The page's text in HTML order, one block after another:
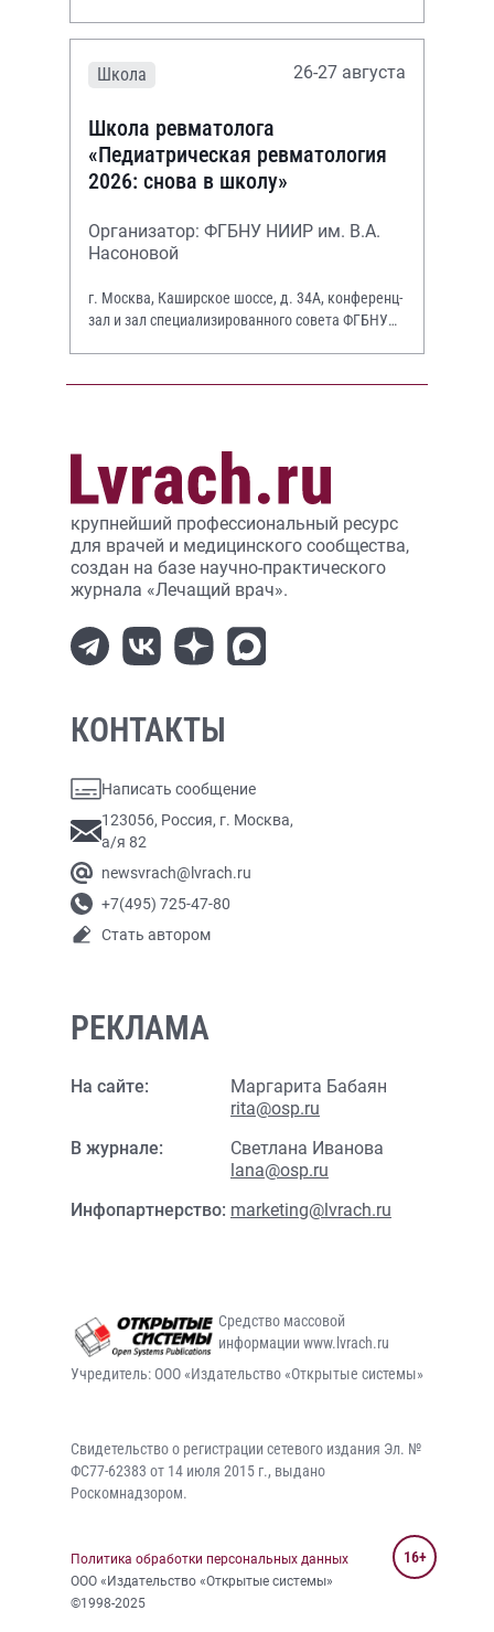
Школа 26-27 августа
Школа ревматолога
«Педиатрическая ревматология
2026: снова в школу»
Организатор: ФГБНУ НИИР им. В.А.
Насоновой
г. Москва, Каширское шоссе, д. 34А, конференц-
зал и зал специализированного совета ФГБНУ
крупнейший профессиональный ресурс
для врачей и медицинского сообщества,
создан на базе научно-практического
журнала «Лечащий врач».
КОНТАКТЫ
Написать сообщение
123056, Россия, г. Москва,
а/я 82
newsvrach@lvrach.ru
+7(495) 725-47-80
Стать автором
РЕКЛАМА
На сайте:
Маргарита Бабаян
rita@osp.ru
В журнале:
Светлана Иванова
lana@osp.ru
Инфопартнерство: marketing@lvrach.ru
Средство массовой
информации www.lvrach.ru
Учредитель: ООО «Издательство «Открытые системы»
Свидетельство о регистрации сетевого издания Эл. №
ФС77-62383 от 14 июля 2015 г., выдано
Роскомнадзором.
Политика обработки персональных данных
ООО «Издательство «Открытые системы»
©1998-2025
16+